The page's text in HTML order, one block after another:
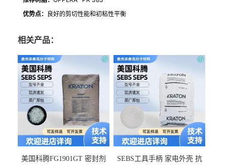
优势点： 良好的剪切性能和初粘性平衡
相关产品：
美国科腾FG1901GT 密封剂 SEBS工具手柄 家电外壳 抗